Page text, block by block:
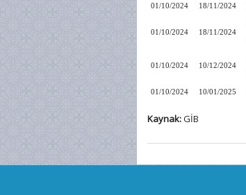
01/10/2024 18/11/2024
01/10/2024 18/11/2024
01/10/2024 10/12/2024
01/10/2024 10/01/2025
Kaynak:GİB